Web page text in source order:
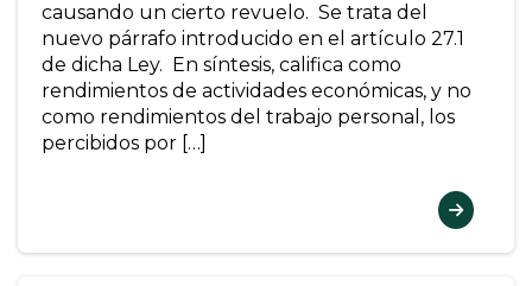
causando un cierto revuelo. Se trata del
nuevo párrafo introducido en el artículo 27.1
de dicha Ley. En síntesis, califica como
rendimientos de actividades económicas, y no
como rendimientos del trabajo personal, los
percibidos por […]